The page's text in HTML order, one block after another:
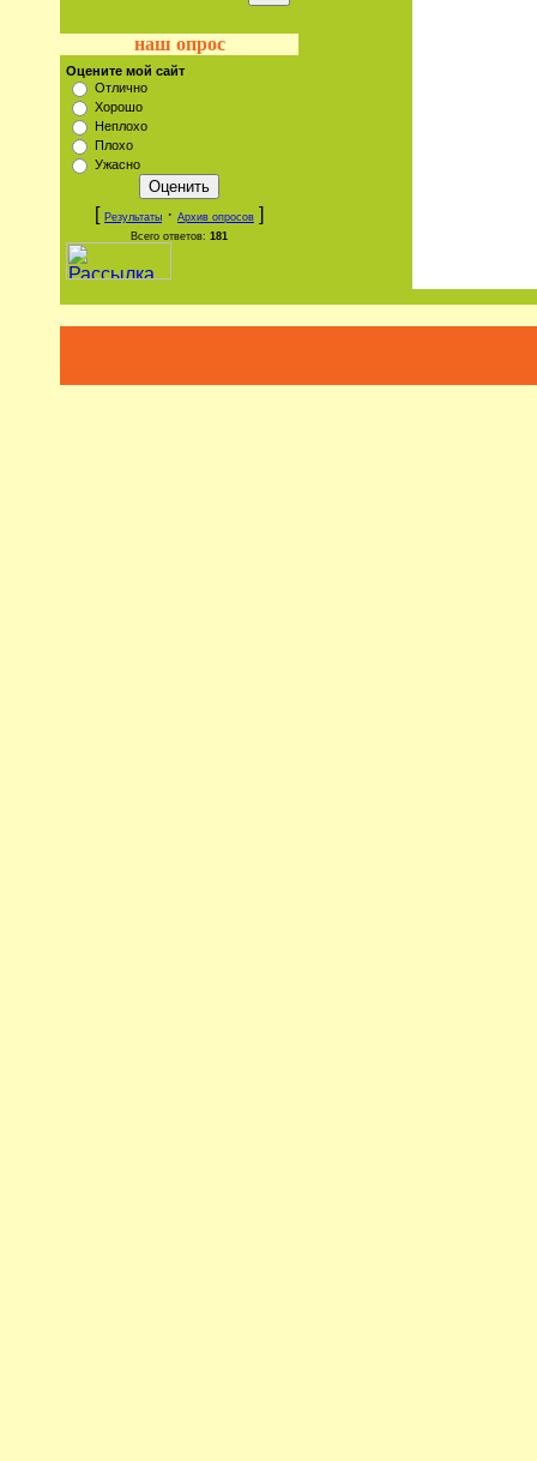
наш опрос
Оцените мой сайт
Отлично
Хорошо
Неплохо
Плохо
Ужасно
[ Результаты · Архив опросов ]
Всего ответов: 181